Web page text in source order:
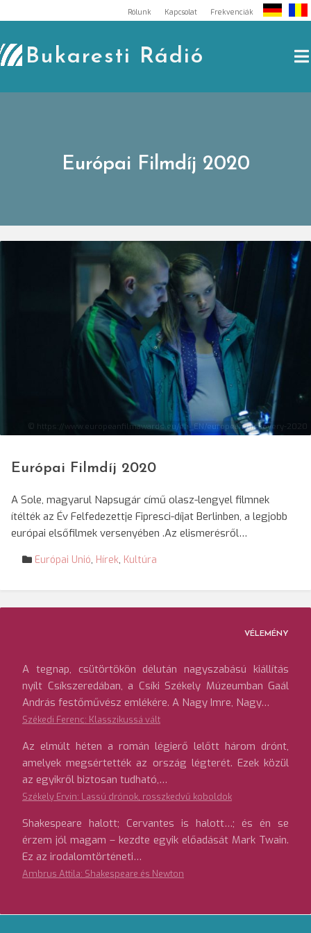
to
content
Rólunk Kapcsolat Frekvenciák
Bukaresti Rádió
Európai Filmdíj 2020
© https://www.europeanfilmawards.eu/en_EN/european-discovery-2020
Európai Filmdíj 2020
A Sole, magyarul Napsugár című olasz-lengyel filmnek
ítélték az Év Felfedezettje Fipresci-díjat Berlinben, a legjobb
európai elsőfilmek versenyében .Az elismerésről…
Európai Unió, Hírek, Kultúra
VÉLEMÉNY
A tegnap, csütörtökön délután nagyszabású kiállítás
nyílt Csíkszeredában, a Csíki Székely Múzeumban Gaál
András festőművész emlékére. A Nagy Imre, Nagy…
Székedi Ferenc: Klasszikussá vált
Az elmúlt héten a román légierő lelőtt három drónt,
amelyek megsértették az ország légterét. Ezek közül
az egyikről biztosan tudható,…
Székely Ervin: Lassú drónok, rosszkedvű koboldok
Shakespeare halott; Cervantes is halott…; és én se
érzem jól magam – kezdte egyik előadását Mark Twain.
Ez az irodalomtörténeti…
Ambrus Attila: Shakespeare és Newton